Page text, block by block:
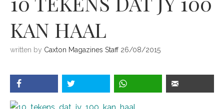
KAN HAAL
written by Caxton Magazines Staff 26/08/2015